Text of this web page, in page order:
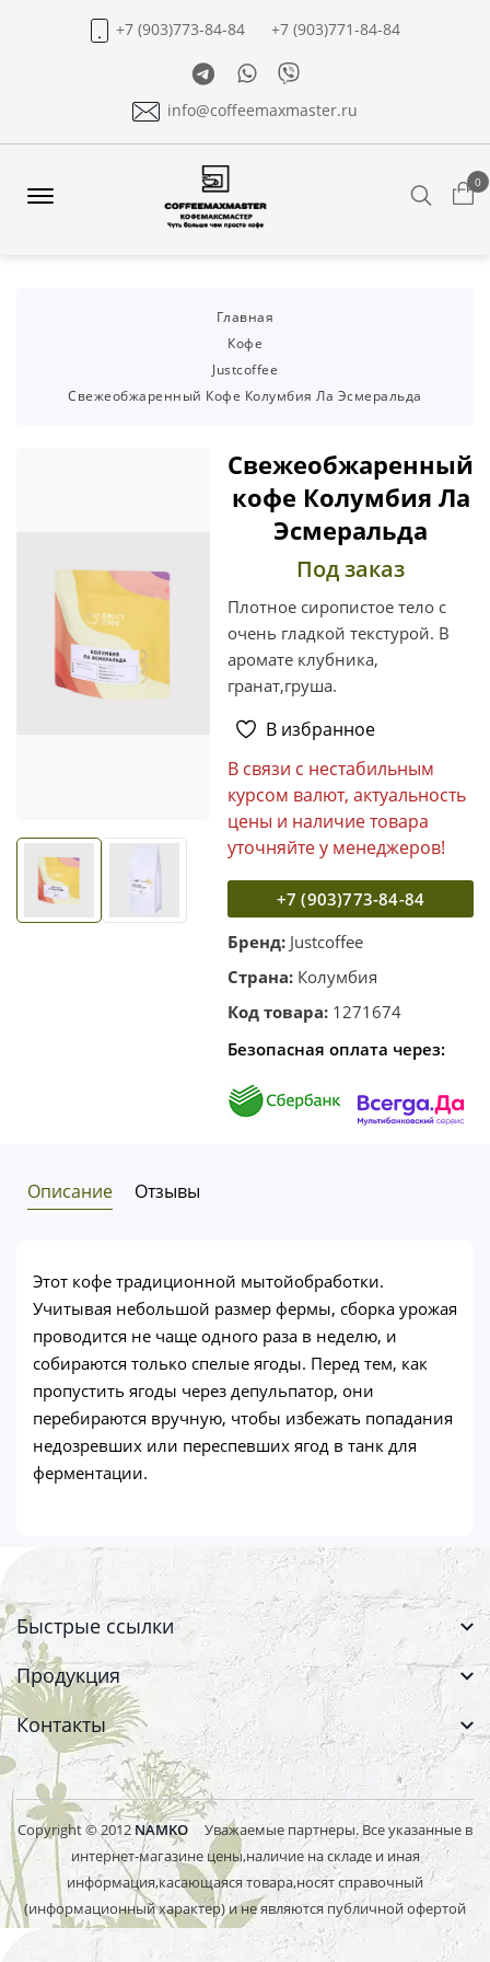
+7 (903)773-84-84
+7 (903)771-84-84
TelegramWhatsapp
Viber
info@coffeemaxmaster.ru
0
Главная
Кофе
Justcoffee
Свежеобжаренный Кофе Колумбия Ла Эсмеральда
Свежеобжаренный
кофе Колумбия Ла
Эсмеральда
Под заказ
Плотное сиропистое тело с
очень гладкой текстурой. В
аромате клубника,
гранат,груша.
В избранное
В связи с нестабильным
курсом валют, актуальность
цены и наличие товара
уточняйте у менеджеров!
+7 (903)773-84-84
Бренд: Justcoffee
Страна: Колумбия
Код товара: 1271674
Безопасная оплата через:
Описание Отзывы
Этот кофе традиционной мытойобработки.
Учитывая небольшой размер фермы, сборка урожая
проводится не чаще одного раза в неделю, и
собираются только спелые ягоды. Перед тем, как
пропустить ягоды через депульпатор, они
перебираются вручную, чтобы избежать попадания
недозревших или переспевших ягод в танк для
ферментации.
Быстрые ссылки
Продукция
Контакты
Copyright © 2012 NAMKO Уважаемые партнеры. Все указанные в
интернет-магазине цены,наличие на складе и иная
информация,касающаяся товара,носят справочный
(информационный характер) и не являются публичной офертой